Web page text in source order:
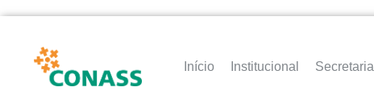
Início Institucional